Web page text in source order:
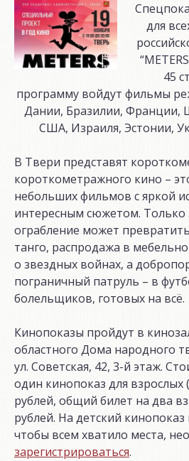
для
45
программу войдут фильмы
Дании, Бразилии, Франции,
США, Израиля, Эстонии,
В Твери представят
короткометражного кино –
небольших фильмов с яркой
интересным сюжетом. Только
ограбление может
танго, распродажа в
о звездных войнах, а
пограничный патруль – в
болельщиков, готовых на всё.
Кинопоказы пройдут в
областного Дома народного
ул. Советская, 42, 3-й этаж.
один кинопоказ для взрослых
рублей, общий билет на два
рублей. На детский
чтобы всем хватило места,
зарегистрироваться.